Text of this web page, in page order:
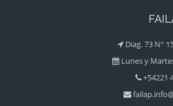
Diag. 73 N°
Lunes y
+54221